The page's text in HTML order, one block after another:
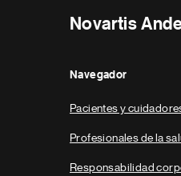
Novartis
Navegador
Pacientes y
Profesionales de la
Responsabilidad